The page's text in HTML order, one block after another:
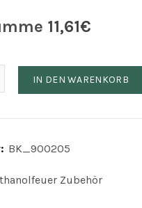
11,61€
IN DEN WARENKORB
BK_900205
Zubehör